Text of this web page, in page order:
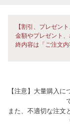
【割引、プレゼン
金額やプレゼント
終内容は「ご注文
【注意】大量購入
また、不適切な注文